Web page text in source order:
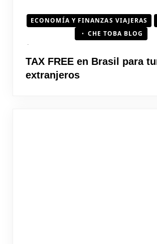
ECONOMÍA Y FINANZAS VIAJERAS
CHE TOBA BLOG
TAX FREE en Brasil para
extranjeros